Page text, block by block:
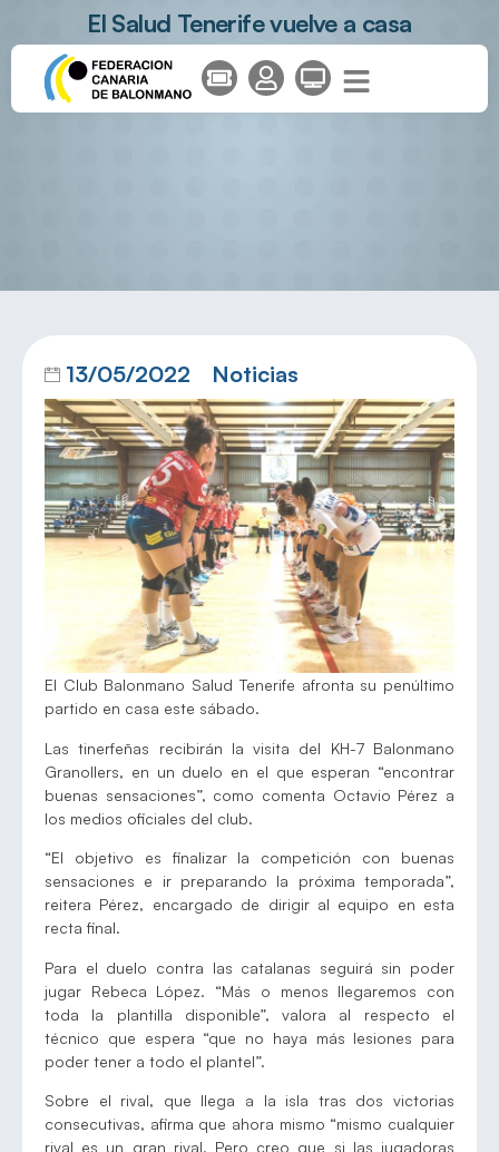
El Salud Tenerife vuelve a casa
13/05/2022 Noticias
El Club Balonmano Salud Tenerife afronta su penúltimo
partido en casa este sábado.
Las tinerfeñas recibirán la visita del KH-7 Balonmano
Granollers, en un duelo en el que esperan “encontrar
buenas sensaciones”, como comenta Octavio Pérez a
los medios oficiales del club.
“El objetivo es finalizar la competición con buenas
sensaciones e ir preparando la próxima temporada”,
reitera Pérez, encargado de dirigir al equipo en esta
recta final.
Para el duelo contra las catalanas seguirá sin poder
jugar Rebeca López. “Más o menos llegaremos con
toda la plantilla disponible”, valora al respecto el
técnico que espera “que no haya más lesiones para
poder tener a todo el plantel”.
Sobre el rival, que llega a la isla tras dos victorias
consecutivas, afirma que ahora mismo “mismo cualquier
rival es un gran rival. Pero creo que si las jugadoras